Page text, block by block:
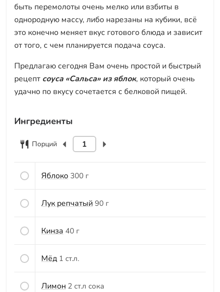
быть перемолоты очень мелко или взбиты в
однородную массу, либо нарезаны на кубики, всё
это конечно меняет вкус готового блюда и зависит
от того, с чем планируется подача соуса.
Предлагаю сегодня Вам очень простой и быстрый
рецепт соуса «Сальса» из яблок, который очень
удачно по вкусу сочетается с белковой пищей.
Ингредиенты
Порций
Яблоко 300 г
Лук репчатый 90 г
Кинза 40 г
Мёд 1 ст.л.
Лимон 2 ст.л сока